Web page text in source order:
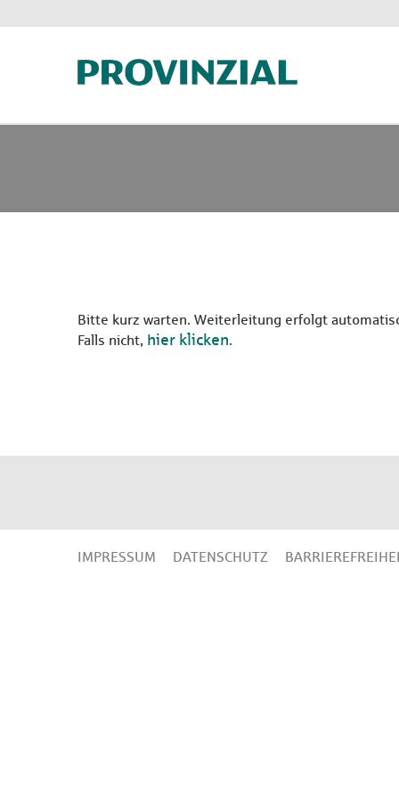
Bitte kurz warten. Weiterleitung erfolgt
Falls nicht, hier klicken.
IMPRESSUM DATENSCHUTZ